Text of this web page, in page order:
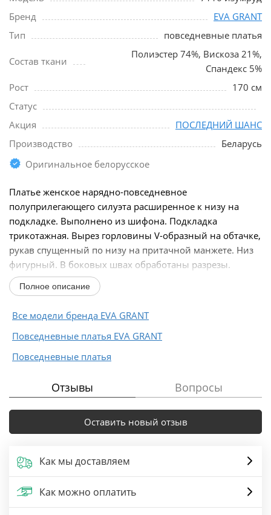
Бренд
EVA GRANT
Тип
повседневные платья
Состав ткани
Полиэстер 74%, Вискоза 21%,
Спандекс 5%
Рост
170 см
Статус
Акция
ПОСЛЕДНИЙ ШАНС
Производство
Беларусь
Оригинальное белорусское
Платье женское нарядно-повседневное
полуприлегающего силуэта расширенное к низу на
подкладке. Выполнено из шифона. Подкладка
трикотажная. Вырез горловины V-образный на обтачке,
рукав спущенный по низу на притачной манжете. Низ
фигурный. В боковых швах обработаны разрезы.
Горловина...
Полное описание
Все модели бренда EVA GRANT
Повседневные платья EVA GRANT
Повседневные платья
Отзывы Вопросы
Оставить новый отзыв
Как мы доставляем
Как можно оплатить